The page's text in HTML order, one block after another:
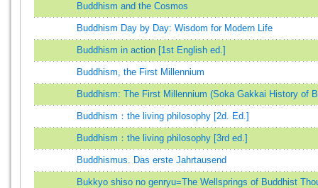
Buddhism and the Cosmos
Buddhism Day by Day: Wisdom for Modern Life
Buddhism in action [1st English ed.]
Buddhism, the First Millennium
Buddhism: The First Millennium (Soka Gakkai History of
Buddhism：the living philosophy [2d. Ed.]
Buddhism：the living philosophy [3rd ed.]
Buddhismus. Das erste Jahrtausend
Bukkyo shiso no genryu=The Wellsprings of Buddhist